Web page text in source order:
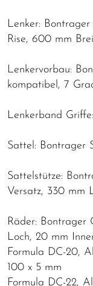
Lenker:
Rise, 600 mm
Lenkervorbau:
kompatibel, 7
Lenkerband
Sattel: Bontrager
Sattelstütze:
Versatz, 330 mm
Räder: Bontrager
Loch, 20 mm
Formula DC-20,
100 x 5 mm
Formula DC-22,